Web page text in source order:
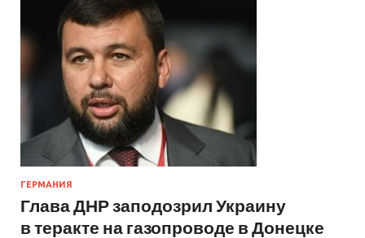
ГЕРМАНИЯ
Глава ДНР заподозрил Украину
в теракте на газопроводе в Донецке